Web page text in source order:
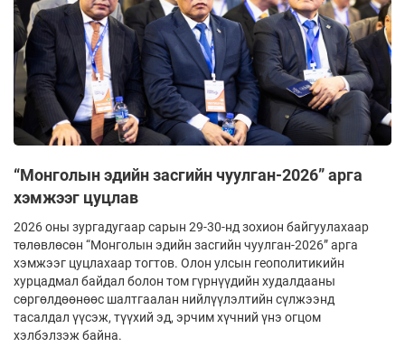
“Монголын эдийн засгийн чуулган-2026” арга
хэмжээг цуцлав
2026 оны зургадугаар сарын 29-30-нд зохион байгуулахаар
төлөвлөсөн “Монголын эдийн засгийн чуулган-2026” арга
хэмжээг цуцлахаар тогтов. Олон улсын геополитикийн
хурцадмал байдал болон том гүрнүүдийн худалдааны
сөргөлдөөнөөс шалтгаалан нийлүүлэлтийн сүлжээнд
тасалдал үүсэж, түүхий эд, эрчим хүчний үнэ огцом
хэлбэлзэж байна.